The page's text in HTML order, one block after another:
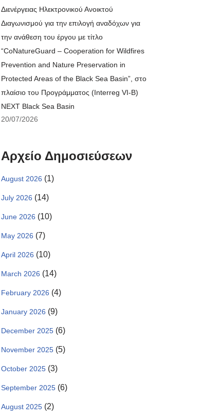
Διενέργειας Ηλεκτρονικού Ανοικτού
Διαγωνισμού για την επιλογή αναδόχων για
την ανάθεση του έργου με τίτλο
“CoNatureGuard – Cooperation for Wildfires
Prevention and Nature Preservation in
Protected Areas of the Black Sea Basin”, στο
πλαίσιο του Προγράμματος (Interreg VI-B)
NEXT Black Sea Basin
20/07/2026
Αρχείο Δημοσιεύσεων
August 2026 (1)
July 2026 (14)
June 2026 (10)
May 2026 (7)
April 2026 (10)
March 2026 (14)
February 2026 (4)
January 2026 (9)
December 2025 (6)
November 2025 (5)
October 2025 (3)
September 2025 (6)
August 2025 (2)